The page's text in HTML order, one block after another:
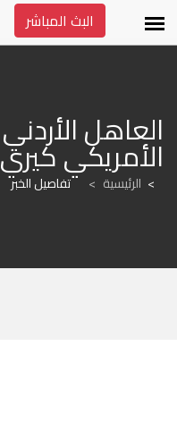
البث المباشر
الأمريكي كيري
الرئيسية > تفاصيل الخبر